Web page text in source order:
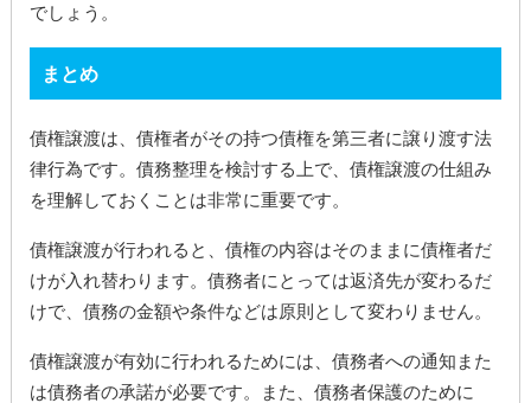
でしょう。
まとめ
債権譲渡は、債権者がその持つ債権を第三者に譲り渡す法
律行為です。債務整理を検討する上で、債権譲渡の仕組み
を理解しておくことは非常に重要です。
債権譲渡が行われると、債権の内容はそのままに債権者だ
けが入れ替わります。債務者にとっては返済先が変わるだ
けで、債務の金額や条件などは原則として変わりません。
債権譲渡が有効に行われるためには、債務者への通知また
は債務者の承諾が必要です。また、債務者保護のために